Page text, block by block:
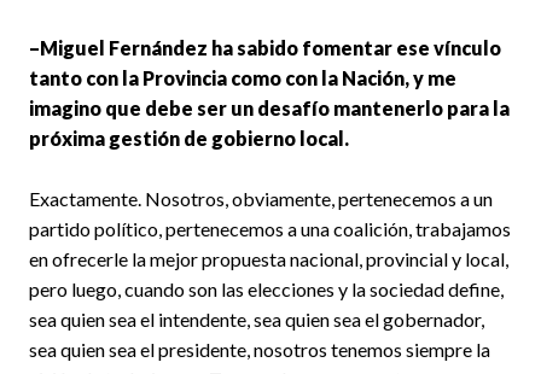
–Miguel Fernández ha sabido fomentar ese vínculo
tanto con la Provincia como con la Nación, y me
imagino que debe ser un desafío mantenerlo para la
próxima gestión de gobierno local.
Exactamente. Nosotros, obviamente, pertenecemos a un
partido político, pertenecemos a una coalición, trabajamos
en ofrecerle la mejor propuesta nacional, provincial y local,
pero luego, cuando son las elecciones y la sociedad define,
sea quien sea el intendente, sea quien sea el gobernador,
sea quien sea el presidente, nosotros tenemos siempre la